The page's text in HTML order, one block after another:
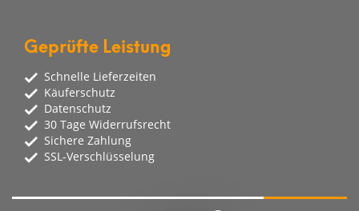
Geprüfte Leistung
Schnelle Lieferzeiten
Käuferschutz
Datenschutz
30 Tage Widerrufsrecht
Sichere Zahlung
SSL-Verschlüsselung